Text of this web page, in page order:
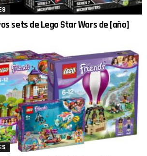
sets de Lego Star Wars de [año]